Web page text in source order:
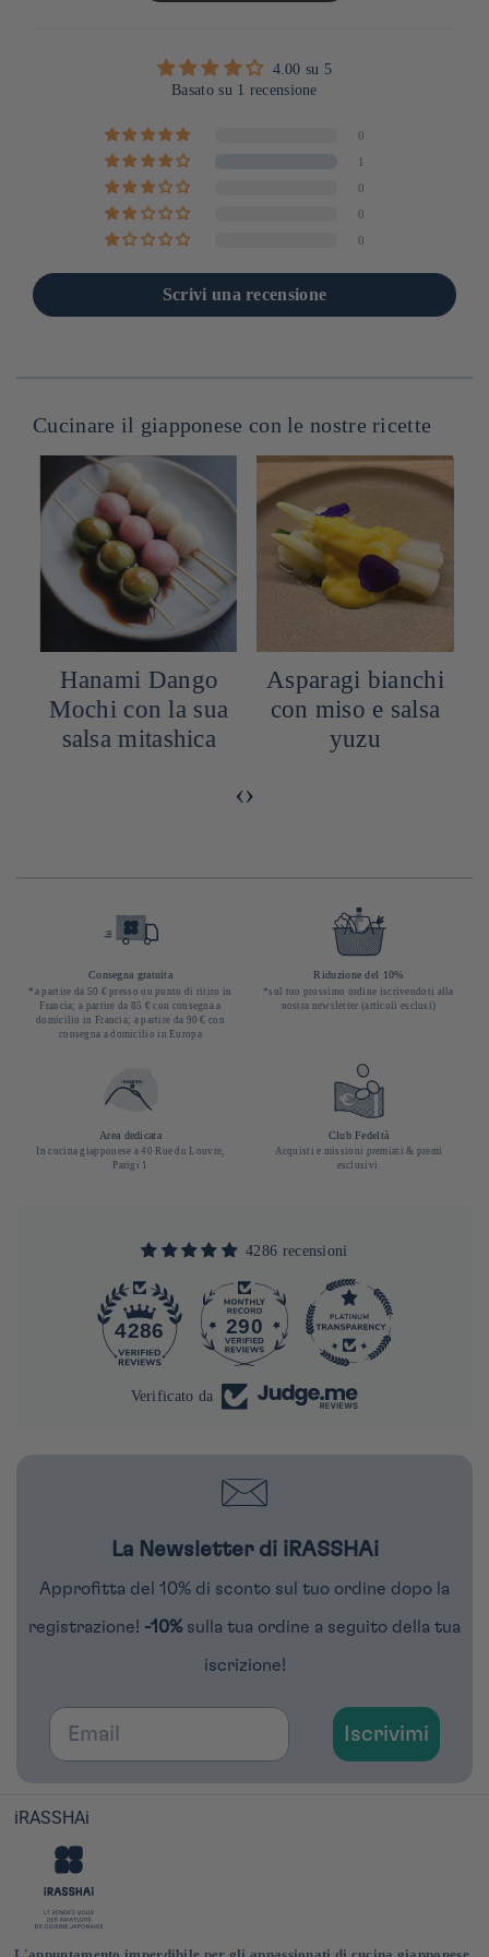
4.00 su 5
Basato su 1 recensione
0
1
0
0
0
Scrivi una recensione
Cucinare il giapponese con le nostre ricette
Hanami Dango
Mochi con la sua
salsa mitashica
Asparagi bianchi
con miso e salsa
yuzu
‹›
Consegna gratuita
*a partire da 50 € presso un punto di ritiro in
Francia; a partire da 85 € con consegna a
domicilio in Francia; a partire da 90 € con
consegna a domicilio in Europa
Riduzione del 10%
*sul tuo prossimo ordine iscrivendoti alla
nostra newsletter (articoli esclusi)
Area dedicata
In cucina giapponese a 40 Rue du Louvre,
Parigi 1
Club Fedeltà
Acquisti e missioni premiati & premi
esclusivi
4286 recensioni
4286 290
Verificato da
La Newsletter di iRASSHAi
Approfitta del 10% di sconto sul tuo ordine dopo la
registrazione! -10% sulla tua ordine a seguito della tua
iscrizione!
Email
Iscrivimi
iRASSHAi